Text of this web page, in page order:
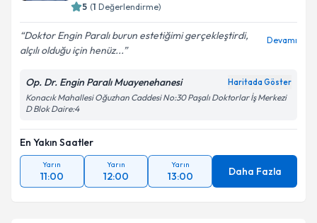
5 (1 Değerlendirme)
Doktor Engin Paralı burun estetiğimi gerçekleştirdi,
alçılı olduğu için henüz...
Devamı
Op. Dr. Engin Paralı Muayenehanesi Haritada Göster
Konacık Mahallesi Oğuzhan Caddesi No:30 Paşalı Doktorlar İş Merkezi
D Blok Daire:4
En Yakın Saatler
Yarın
11:00
Yarın
12:00
Yarın
13:00 Daha Fazla